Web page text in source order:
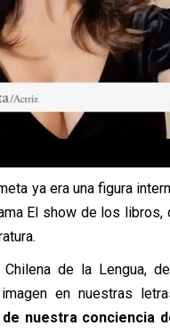
ya era una figura
El show de los
de la Lengua,
en nuestras
nuestra conciencia